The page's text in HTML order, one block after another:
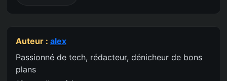
Auteur : alex
Passionné de tech, rédacteur, dénicheur de bons
plans